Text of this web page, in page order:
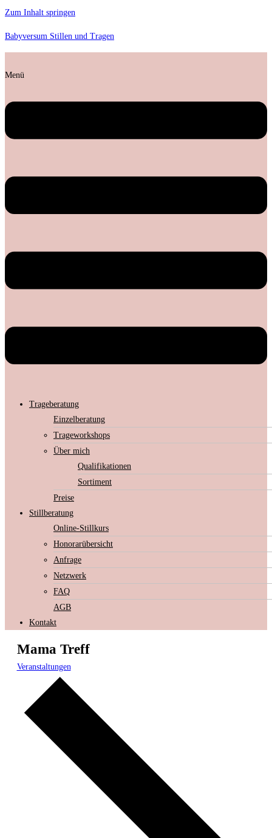
Zum Inhalt springen
Babyversum Stillen und Tragen
Menü
Trageberatung
Einzelberatung
Trageworkshops
Über mich
Qualifikationen
Sortiment
Preise
Stillberatung
Online-Stillkurs
Honorarübersicht
Anfrage
Netzwerk
FAQ
AGB
Kontakt
Mama Treff
Veranstaltungen